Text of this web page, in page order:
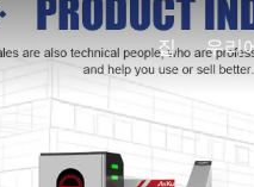
집